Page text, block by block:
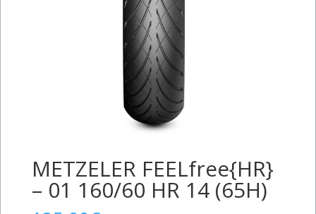
METZELER FEELfree{HR}
– 01 160/60 HR 14 (65H)